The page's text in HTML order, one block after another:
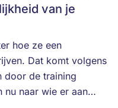
van je
hoe ze een
Dat komt volgens
door de training
nu naar wie er aan…